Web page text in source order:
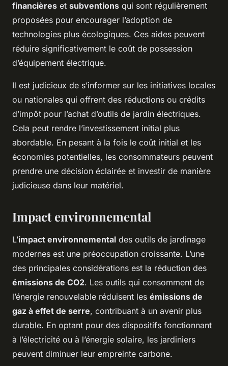
financières et subventions qui sont régulièrement
proposées pour encourager l’adoption de
technologies plus écologiques. Ces aides peuvent
réduire significativement le coût de possession
d’équipement électrique.
Il est judicieux de s’informer sur les initiatives locales
ou nationales qui offrent des réductions ou crédits
d’impôt pour l’achat d’outils de jardin électriques.
Cela peut rendre l’investissement initial plus
abordable. En pesant à la fois le coût initial et les
économies potentielles, les consommateurs peuvent
prendre une décision éclairée et investir de manière
judicieuse dans leur matériel.
Impact environnemental
L’impact environnemental des outils de jardinage
modernes est une préoccupation croissante. L’une
des principales considérations est la réduction des
émissions de CO2. Les outils qui consomment de
l’énergie renouvelable réduisent les émissions de
gaz à effet de serre, contribuant à un avenir plus
durable. En optant pour des dispositifs fonctionnant
à l’électricité ou à l’énergie solaire, les jardiniers
peuvent diminuer leur empreinte carbone.